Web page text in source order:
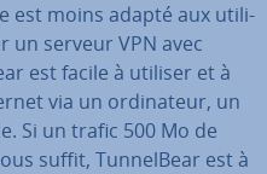
est moins adapté aux uti­li­
serveur VPN avec
est facile à utiliser et à
via un or­di­na­teur, un
Si un trafic 500 Mo de
suffit, Tun­nel­Bear est à